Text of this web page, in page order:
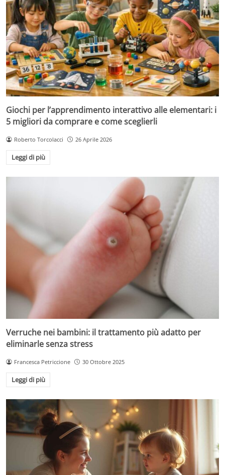
Giochi per l’apprendimento interattivo alle elementari: i
5 migliori da comprare e come sceglierli
Roberto Torcolacci 26 Aprile 2026
Leggi di più
Verruche nei bambini: il trattamento più adatto per
eliminarle senza stress
Francesca Petriccione 30 Ottobre 2025
Leggi di più